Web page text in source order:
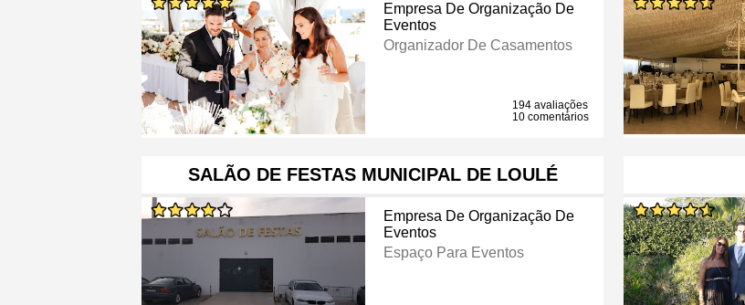
Empresa De Organização De
Eventos
Organizador De Casamentos
194 avaliações
10 comentários
SALÃO DE FESTAS MUNICIPAL DE LOULÉ
Empresa De Organização De
Eventos
Espaço Para Eventos